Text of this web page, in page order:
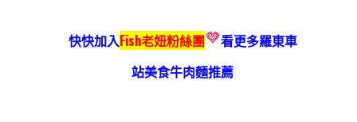
快快加入Fish老妞粉絲團
看更多羅東車
站美食牛肉麵推薦